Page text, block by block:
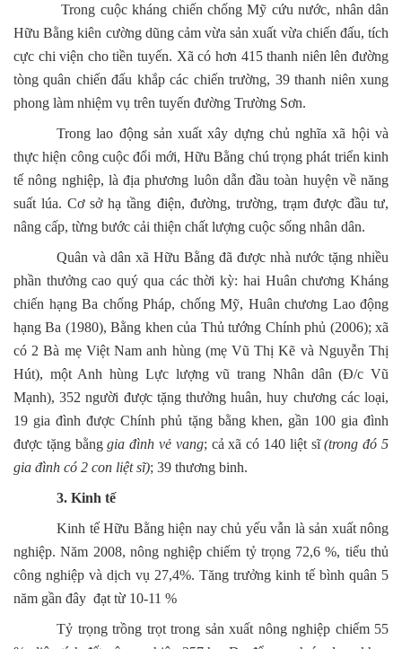
Trong cuộc kháng chiến chống Mỹ cứu nước, nhân dân
Hữu Bằng kiên cường dũng cảm vừa sản xuất vừa chiến đấu, tích
cực chi viện cho tiền tuyến. Xã có hơn 415 thanh niên lên đường
tòng quân chiến đấu khắp các chiến trường, 39 thanh niên xung
phong làm nhiệm vụ trên tuyến đường Trường Sơn.
Trong lao động sản xuất xây dựng chủ nghĩa xã hội và
thực hiện công cuộc đổi mới, Hữu Bằng chú trọng phát triển kinh
tế nông nghiệp, là địa phương luôn dẫn đầu toàn huyện về năng
suất lúa. Cơ sở hạ tầng điện, đường, trường, trạm được đầu tư,
nâng cấp, từng bước cải thiện chất lượng cuộc sống nhân dân.
Quân và dân xã Hữu Bằng đã được nhà nước tặng nhiều
phần thưởng cao quý qua các thời kỳ: hai Huân chương Kháng
chiến hạng Ba chống Pháp, chống Mỹ, Huân chương Lao động
hạng Ba (1980), Bằng khen của Thủ tướng Chính phủ (2006); xã
có 2 Bà mẹ Việt Nam anh hùng (mẹ Vũ Thị Kẽ và Nguyễn Thị
Hút), một Anh hùng Lực lượng vũ trang Nhân dân (Đ/c Vũ
Mạnh), 352 người được tặng thưởng huân, huy chương các loại,
19 gia đình được Chính phủ tặng bằng khen, gần 100 gia đình
được tặng bằnggia đình vẻ vang; cả xã có 140 liệt sĩ(trong đó 5
gia đình có 2 con liệt sĩ); 39 thương binh.
3. Kinh tế
Kinh tế Hữu Bằng hiện nay chủ yếu vẫn là sản xuất nông
nghiệp. Năm 2008, nông nghiệp chiếm tỷ trọng 72,6 %, tiểu thủ
công nghiệp và dịch vụ 27,4%. Tăng trưởng kinh tế bình quân 5
năm gần đây đạt từ 10-11 %
Tỷ trọng trồng trọt trong sản xuất nông nghiệp chiếm 55